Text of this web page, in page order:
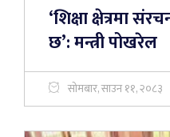
‘शिक्षा क्षेत्रमा
छ’: मन्त्री पोखरेल
सोमबार, साउन ११, २०८३